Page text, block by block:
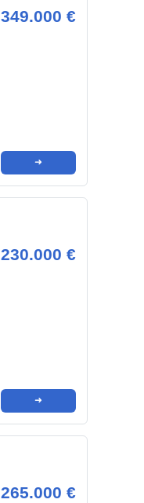
349.000 €
➜
230.000 €
➜
265.000 €